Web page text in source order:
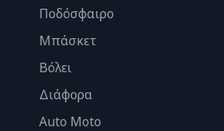
Ποδόσφαιρο
Μπάσκετ
Βόλει
Διάφορα
Auto Moto